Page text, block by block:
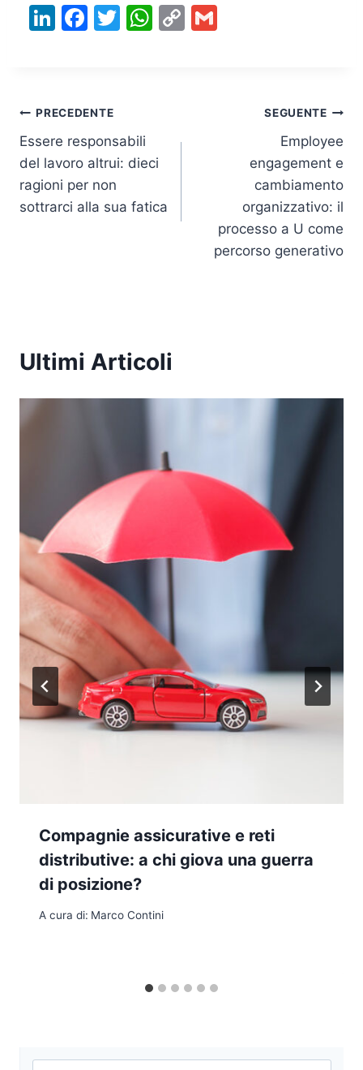
Li
dI
n
F
b
o
o
k
T
W
p
C
Navigazione
articoli
PRECEDENTE
Essere responsabili
del lavoro altrui: dieci
ragioni per non
sottrarci alla sua fatica
SEGUENTE
Employee
engagement e
cambiamento
organizzativo: il
processo a U come
percorso generativo
Ultimi Articoli
Compagnie assicurative e reti
distributive: a chi giova una guerra
di posizione?
A cura di: Marco Contini